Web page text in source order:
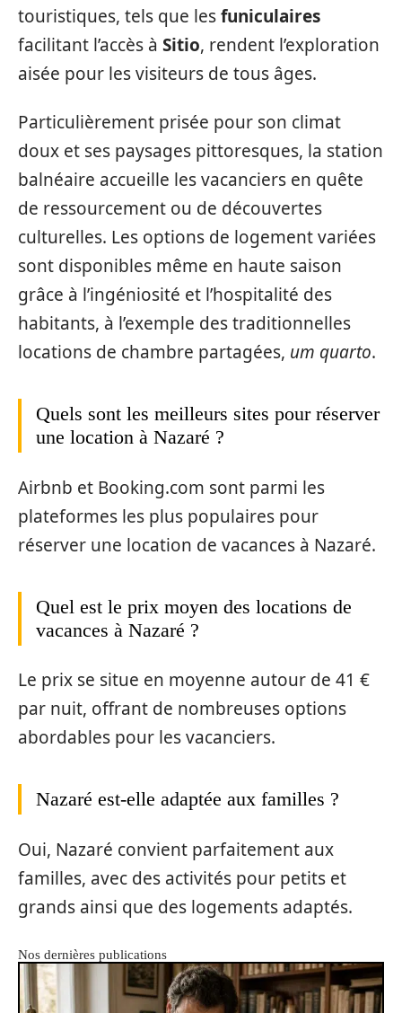
touristiques, tels que lesfuniculaires
facilitant l’accès à Sitio, rendent l’exploration
aisée pour les visiteurs de tous âges.
Particulièrement prisée pour son climat
doux et ses paysages pittoresques, la station
balnéaire accueille les vacanciers en quête
de ressourcement ou de découvertes
culturelles. Les options de logement variées
sont disponibles même en haute saison
grâce à l’ingéniosité et l’hospitalité des
habitants, à l’exemple des traditionnelles
locations de chambre partagées, um quarto.
Quels sont les meilleurs sites pour réserver
une location à Nazaré ?
Airbnb et Booking.com sont parmi les
plateformes les plus populaires pour
réserver une location de vacances à Nazaré.
Quel est le prix moyen des locations de
vacances à Nazaré ?
Le prix se situe en moyenne autour de 41 €
par nuit, offrant de nombreuses options
abordables pour les vacanciers.
Nazaré est-elle adaptée aux familles ?
Oui, Nazaré convient parfaitement aux
familles, avec des activités pour petits et
grands ainsi que des logements adaptés.
Nos dernières publications